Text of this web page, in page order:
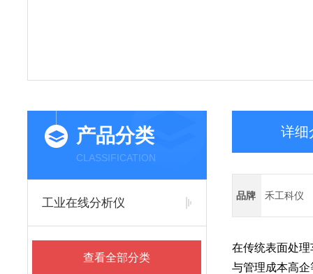
产品分类
CLASSIFICATION
工业在线分析仪
查看全部分类
详细
品牌 禾工科仪
在传统表面处
与管理成本高